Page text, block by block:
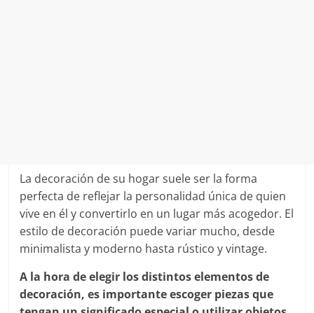
La decoración de su hogar suele ser la forma
perfecta de reflejar la personalidad única de quien
vive en él y convertirlo en un lugar más acogedor. El
estilo de decoración puede variar mucho, desde
minimalista y moderno hasta rústico y vintage.
A la hora de elegir los distintos elementos de
decoración, es importante escoger piezas que